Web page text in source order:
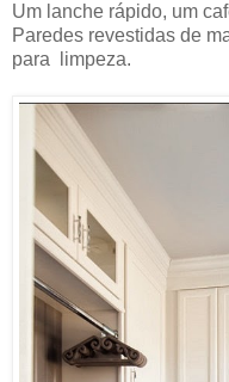
Um lanche rápido, um
Paredes revestidas de
para limpeza.